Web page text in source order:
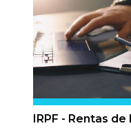
IRPF - Rentas